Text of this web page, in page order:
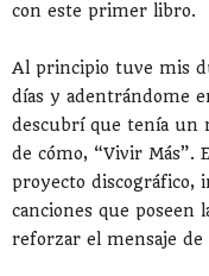
con este primer libro.
Al principio tuve mis
días y adentrándome
descubrí que tenía un
de cómo, “Vivir Más”.
proyecto discográfico,
canciones que poseen
reforzar el mensaje de